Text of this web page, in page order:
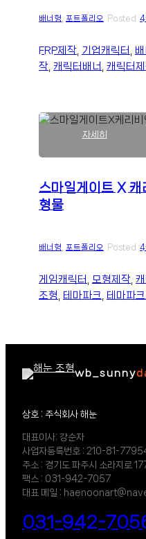
아
콘
배
형
물
배너형 포트폴리오 Posted
FRP제작 기업캐릭터
작 캐릭터배너 캐릭터
자세히
게
캐
비
안
베
너
조
스마일게이트 X
형물
배너형 포트폴리오 Posted
게임캐릭터 , 모형제작,
조형, 테마파크, 테마파
wb_sunny
상호 : 주식회사 해눈
대표이사: 강순자
사업자등록번호 : 210-81-
주소 : 경기도 파주시 소라지로
팩스 : 031-942-7057
대표 메일 :
031-942-